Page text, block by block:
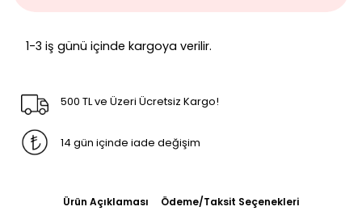
1-3 iş günü içinde kargoya verilir.
500 TL ve Üzeri Ücretsiz Kargo!
14 gün içinde iade değişim
Ürün Açıklaması Ödeme/Taksit Seçenekleri